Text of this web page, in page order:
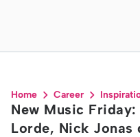
Home Career
New Music
Lorde, Nick Jonas